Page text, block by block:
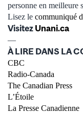
personne en meilleure
Lisez le communiqué
Visitez Unani.ca
—
À LIRE DANS LA
CBC
Radio-Canada
The Canadian Press
L’Étoile
La Presse Canadienne